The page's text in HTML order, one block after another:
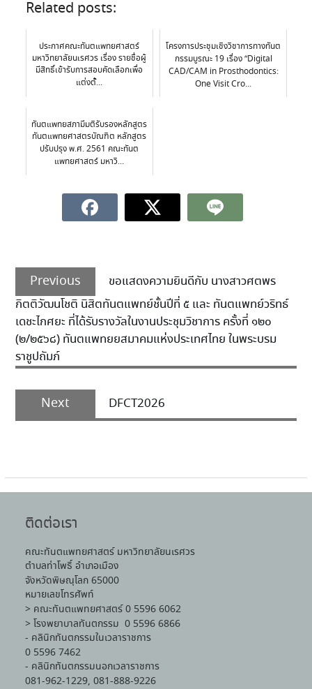
Related posts:
ประกาศคณะทันตแพทยศาสตร์
มหาวิทยาลัยนเรศวร เรื่อง รายชื่อผู้
มีสิทธิ์เข้ารับการสอบคัดเลือกเพื่อ
แต่งตั้...
โครงการประชุมเชิงวิชาการทางทันต
กรรมบูรณะ 19 เรื่อง “Digital
CAD/CAM in Prosthodontics:
One Visit Cro...
ทันตแพทยสภามีมติรับรองหลักสูตร
ทันตแพทยศาสตรบัณฑิต หลักสูตร
ปรับปรุง พ.ศ. 2561 คณะทันต
แพทยศาสตร์ มหาวิ...
Previous
ขอแสดงความยินดีกับ นางสาวศตพร
กิตติวัฒนโชติ นิสิตทันตแพทย์ชั้นปีที่ ๕ และ ทันตแพทย์วริทธ์
เดชะไกศยะ ที่ได้รับรางวัลในงานประชุมวิชาการ ครั้งที่ ๑๒๐
(๒/๒๕๖๘) ทันตแพทยยสมาคมแห่งประเทศไทย ในพระบรม
ราชูปถัมภ์
Next DFCT2026
ติดต่อเรา
คณะทันตแพทยศาสตร์ มหาวิทยาลัยนเรศวร
ตำบลท่าโพธิ์ อำเภอเมือง
จังหวัดพิษณุโลก 65000
หมายเลขโทรศัพท์
> คณะทันตแพทยศาสตร์ 0 5596 6062
> โรงพยาบาลทันตกรรม 0 5596 6866
- คลินิกทันตกรรมในเวลาราชการ
0 5596 7462
- คลินิกทันตกรรมนอกเวลาราชการ
081-962-1229, 081-888-9226